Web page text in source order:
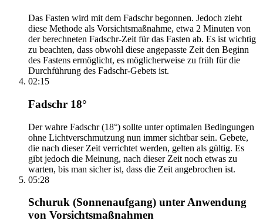
Das Fasten wird mit dem Fadschr begonnen. Jedoch zieht
diese Methode als Vorsichtsmaßnahme, etwa 2 Minuten von
der berechneten Fadschr-Zeit für das Fasten ab. Es ist wichtig
zu beachten, dass obwohl diese angepasste Zeit den Beginn
des Fastens ermöglicht, es möglicherweise zu früh für die
Durchführung des Fadschr-Gebets ist.
02:15
Fadschr 18°
Der wahre Fadschr (18°) sollte unter optimalen Bedingungen
ohne Lichtverschmutzung nun immer sichtbar sein. Gebete,
die nach dieser Zeit verrichtet werden, gelten als gültig. Es
gibt jedoch die Meinung, nach dieser Zeit noch etwas zu
warten, bis man sicher ist, dass die Zeit angebrochen ist.
05:28
Schuruk (Sonnenaufgang) unter Anwendung
von Vorsichtsmaßnahmen